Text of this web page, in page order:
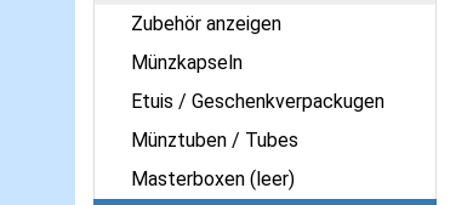
Zubehör anzeigen
Münzkapseln
Etuis / Geschenkverpackugen
Münztuben / Tubes
Masterboxen (leer)